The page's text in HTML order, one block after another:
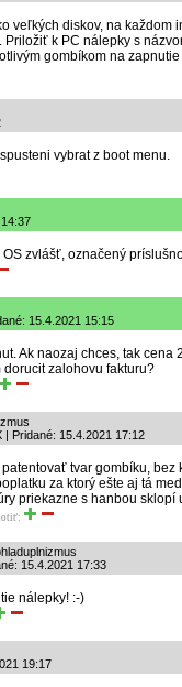
veľkých diskov, na každom
k PC nálepky s
gombíkom na zapnutie
vybrat z boot menu.
zvlášť, označený
15.4.2021 15:15
Ak naozaj chces, tak cena
zalohovu fakturu?
Pridané: 15.4.2021 17:12
tvar gombíku, bez
za ktorý ešte aj tá
priekazne s hanbou sklopí
15.4.2021 17:33
nálepky! :-)
19:17